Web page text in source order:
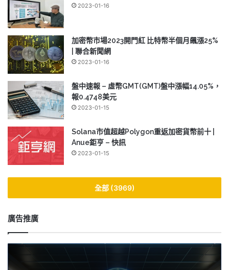
2023-01-16
加密幣市場2023開門紅 比特幣半個月飆漲25%
| 聯合新聞網
2023-01-16
盤中速報 – 虛幣GMT(GMT)盤中漲幅14.05%，
報0.4748美元
2023-01-15
Solana市值超越Polygon重返加密貨幣前十 |
Anue鉅亨 – 快訊
2023-01-15
全部 (3969)
廣告推廣